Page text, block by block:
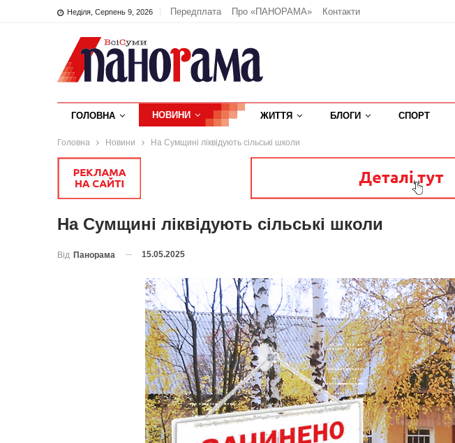
Неділя, Серпень 9, 2026 Передплата Про «ПАНОРАМА» Контакти
ГОЛОВНА НОВИНИ ЖИТТЯ БЛОГИ СПОРТ
Головна Новини На Сумщині ліквідують сільські школи
На Сумщині ліквідують сільські школи
Від Панорама 15.05.2025